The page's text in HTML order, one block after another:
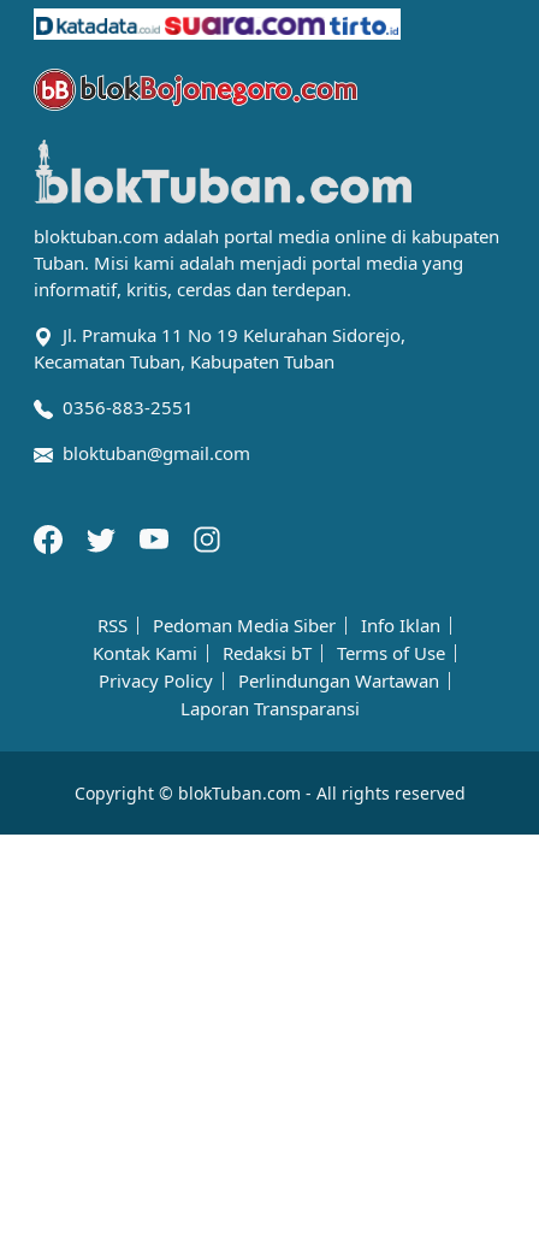
bloktuban.com adalah portal media online di kabupaten
Tuban. Misi kami adalah menjadi portal media yang
informatif, kritis, cerdas dan terdepan.
Jl. Pramuka 11 No 19 Kelurahan Sidorejo,
Kecamatan Tuban, Kabupaten Tuban
0356-883-2551
bloktuban@gmail.com
RSS Pedoman Media Siber
Info Iklan
Kontak Kami
Redaksi bT
Terms of Use
Privacy Policy
Perlindungan Wartawan
Laporan Transparansi
Copyright © blokTuban.com - All rights reserved